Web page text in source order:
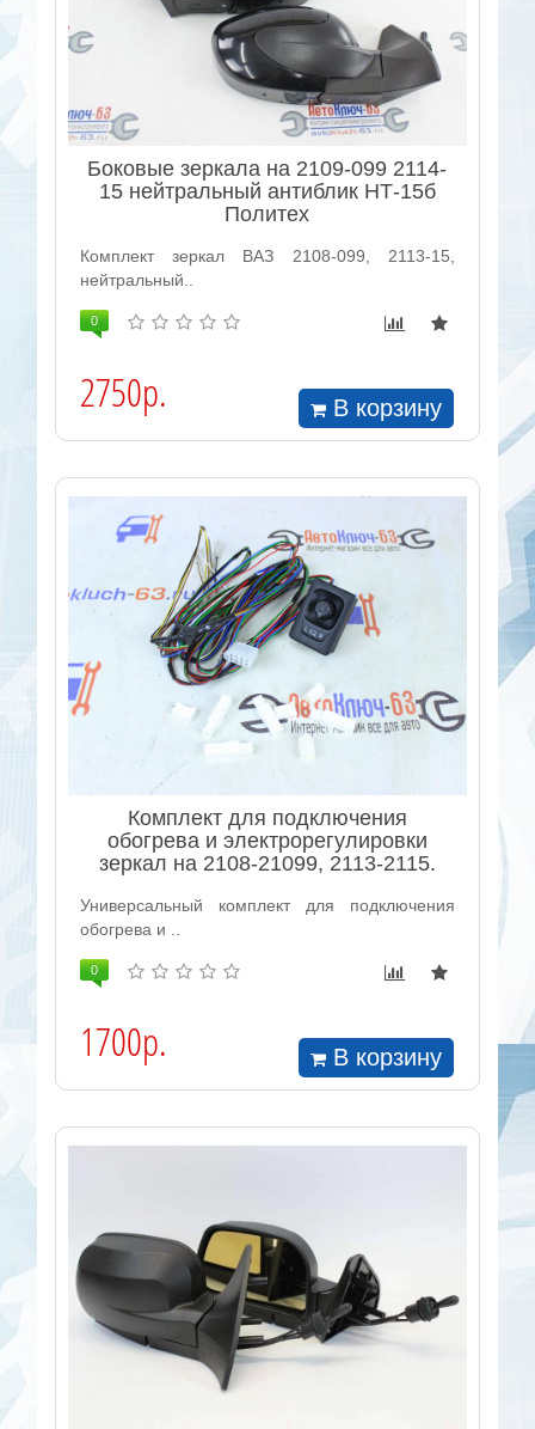
Боковые зеркала на 2109-099 2114-
15 нейтральный антиблик НТ-15б
Политех
Комплект зеркал ВАЗ 2108-099, 2113-15,
нейтральный..
0
2750р. В корзину
Комплект для подключения
обогрева и электрорегулировки
зеркал на 2108-21099, 2113-2115.
Универсальный комплект для подключения
обогрева и ..
0
1700р. В корзину